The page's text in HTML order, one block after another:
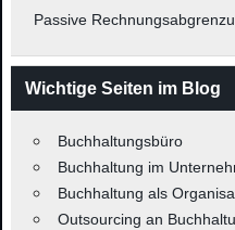
Passive
Wichtige Seiten im Blog
Buchhaltungsbüro
Buchhaltung im
Buchhaltung als
Outsourcing an